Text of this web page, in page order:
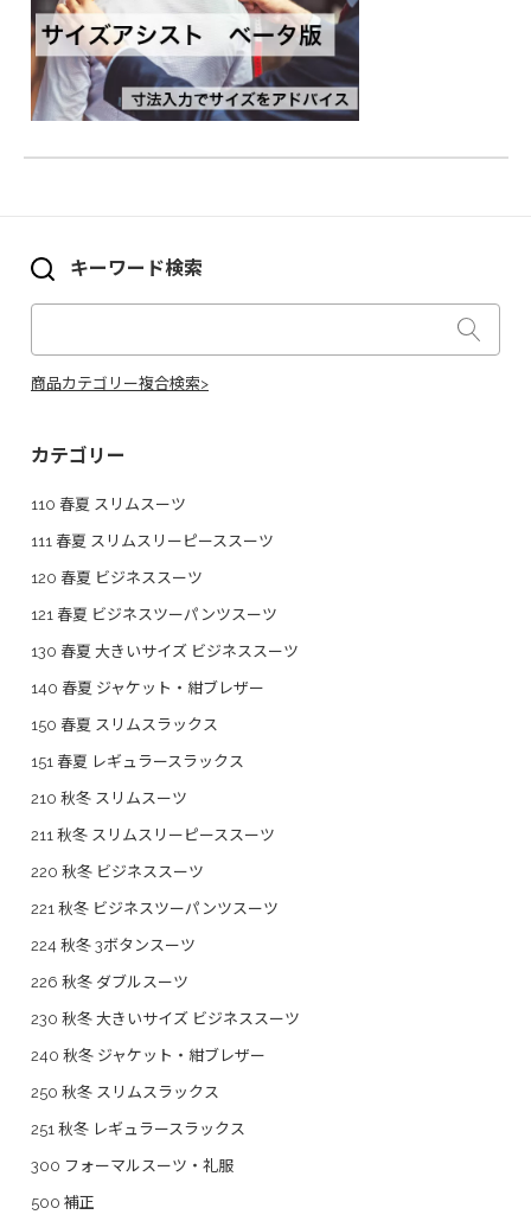
キーワード検索
商品カテゴリー複合検索>
カテゴリー
110 春夏 スリムスーツ
111 春夏 スリムスリーピーススーツ
120 春夏 ビジネススーツ
121 春夏 ビジネスツーパンツスーツ
130 春夏 大きいサイズ ビジネススーツ
140 春夏 ジャケット・紺ブレザー
150 春夏 スリムスラックス
151 春夏 レギュラースラックス
210 秋冬 スリムスーツ
211 秋冬 スリムスリーピーススーツ
220 秋冬 ビジネススーツ
221 秋冬 ビジネスツーパンツスーツ
224 秋冬 3ボタンスーツ
226 秋冬 ダブルスーツ
230 秋冬 大きいサイズ ビジネススーツ
240 秋冬 ジャケット・紺ブレザー
250 秋冬 スリムスラックス
251 秋冬 レギュラースラックス
300 フォーマルスーツ・礼服
500 補正